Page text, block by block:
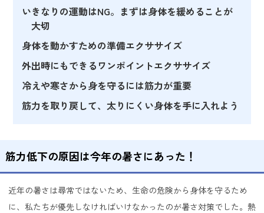
いきなりの運動はNG。まずは身体を緩めることが
大切
身体を動かすための準備エクササイズ
外出時にもできるワンポイントエクササイズ
冷えや寒さから身を守るには筋力が重要
筋力を取り戻して、太りにくい身体を手に入れよう
筋力低下の原因は今年の暑さにあった！
近年の暑さは尋常ではないため、生命の危険から身体を守るため
に、私たちが優先しなければいけなかったのが暑さ対策でした。熱